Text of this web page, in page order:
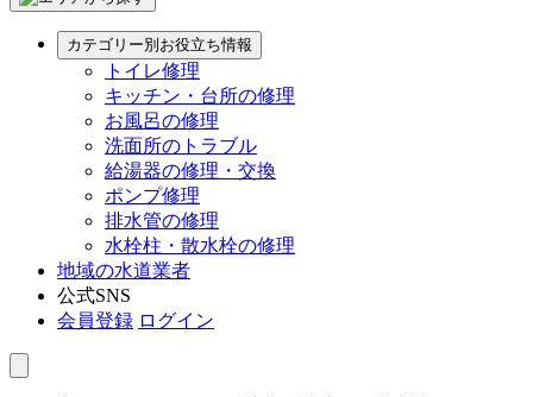
カテゴリー別お役立ち情報
トイレ修理
キッチン・台所の修理
お風呂の修理
洗面所のトラブル
給湯器の修理・交換
ポンプ修理
排水管の修理
水栓柱・散水栓の修理
地域の水道業者
公式SNS
会員登録 ログイン